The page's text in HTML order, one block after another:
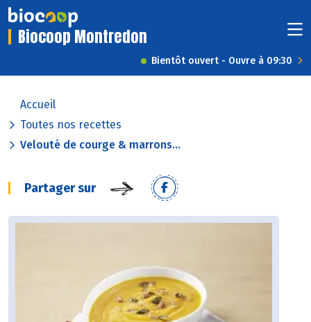
Biocoop Montredon
Bientôt ouvert - Ouvre à 09:30
Accueil
Toutes nos recettes
Velouté de courge & marrons...
Partager sur